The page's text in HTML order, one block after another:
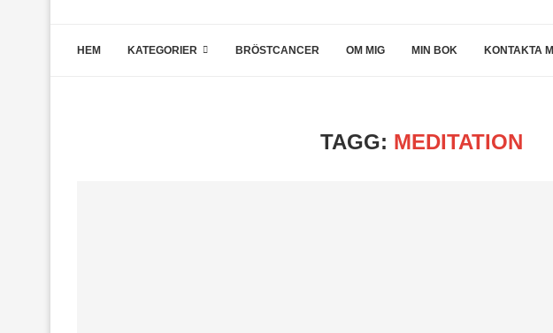
HEM KATEGORIER BRÖSTCANCER OM MIG MIN BOK KONTAKTA
TAGG: MEDITATION